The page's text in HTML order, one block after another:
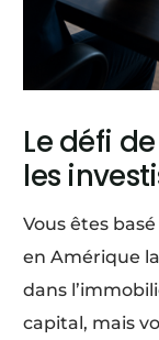
Le défi
les
Vous êtes
en Amérique
dans
capital, mais